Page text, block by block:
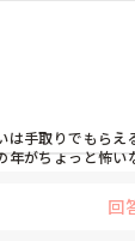
手取りでもらえ
がちょっと怖い
回